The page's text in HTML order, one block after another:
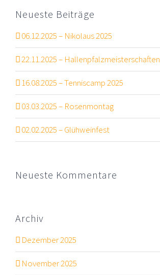
Neueste Beiträge
06.12.2025 – Nikolaus 2025
22.11.2025 – Hallenpfalzmeisterschaften
16.08.2025 – Tenniscamp 2025
03.03.2025 – Rosenmontag
02.02.2025 – Glühweinfest
Neueste Kommentare
Archiv
Dezember 2025
November 2025